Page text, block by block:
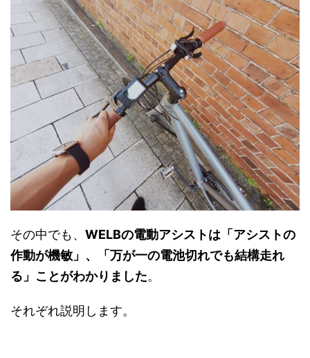
その中でも、 WELBの電動アシストは「アシストの
作動が機敏」、「万が一の電池切れでも結構走れ
る」ことがわかりました。
それぞれ説明します。